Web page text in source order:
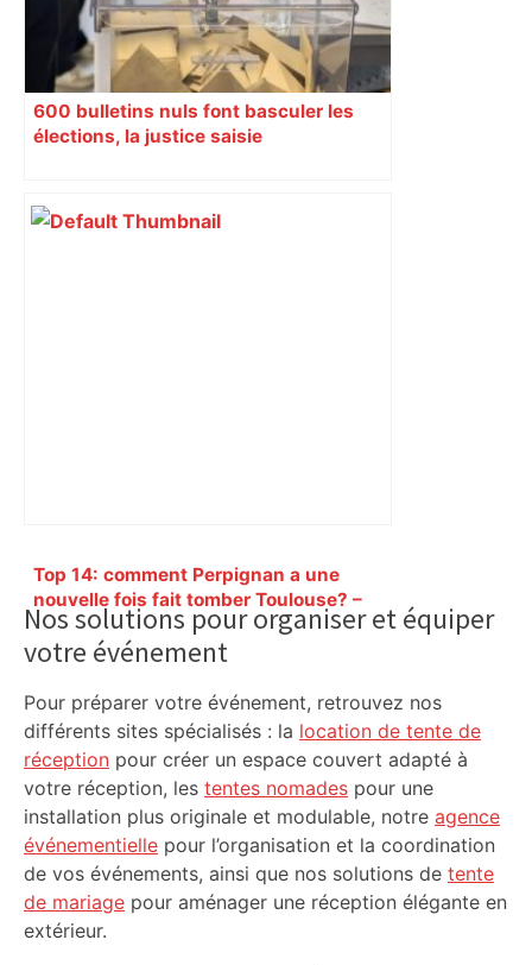
600 bulletins nuls font basculer les
élections, la justice saisie
Top 14: comment Perpignan a une
nouvelle fois fait tomber Toulouse? –
RMC Sport
Primary
Sidebar
Nos solutions pour organiser et équiper
votre événement
Pour préparer votre événement, retrouvez nos
différents sites spécialisés : la location de tente de
réception pour créer un espace couvert adapté à
votre réception, les tentes nomades pour une
installation plus originale et modulable, notre agence
événementielle pour l’organisation et la coordination
de vos événements, ainsi que nos solutions de tente
de mariage pour aménager une réception élégante en
extérieur.